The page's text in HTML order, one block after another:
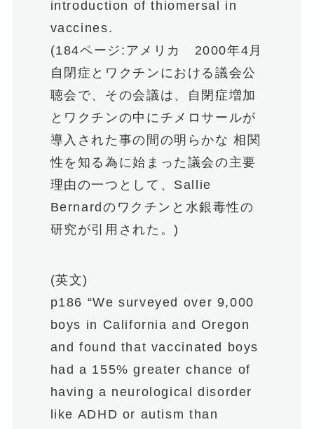
introduction of thiomersal in
vaccines.
(184ページ:アメリカ 2000年4月
自閉症とワクチンにおける議会公
聴会で、その会議は、自閉症増加
とワクチンの中にチメロサールが
導入された事の間の明らかな 相関
性を知る為に始まった議会の主要
理由の一つとして、Sallie
Bernardのワクチンと水銀毒性の
研究が引用された。)
(英文)
p186 “We surveyed over 9,000
boys in California and Oregon
and found that vaccinated boys
had a 155% greater chance of
having a neurological disorder
like ADHD or autism than